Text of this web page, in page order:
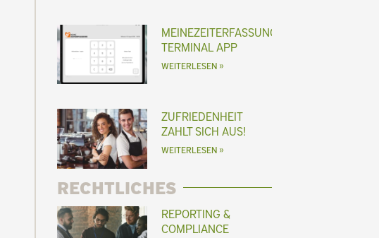
MEINEZEITERFASSUNG
TERMINAL APP
WEITERLESEN »
ZUFRIEDENHEIT
ZAHLT SICH AUS!
WEITERLESEN »
RECHTLICHES
REPORTING &
COMPLIANCE